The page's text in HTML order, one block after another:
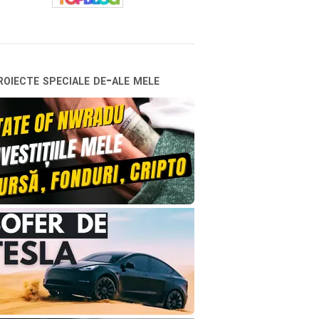
speciale de-ale mele